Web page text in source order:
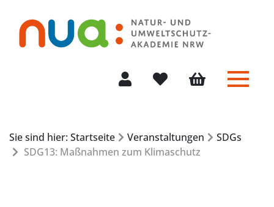
Menü
Sie sind hier: Startseite Veranstaltungen
SDGs
SDG13: Maßnahmen zum Klimaschutz